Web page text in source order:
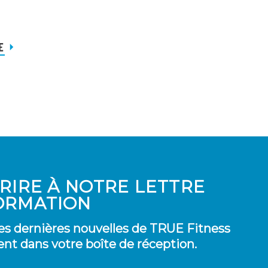
À NOTRE LETTRE
dernières nouvelles de TRUE Fitness
dans votre boîte de réception.